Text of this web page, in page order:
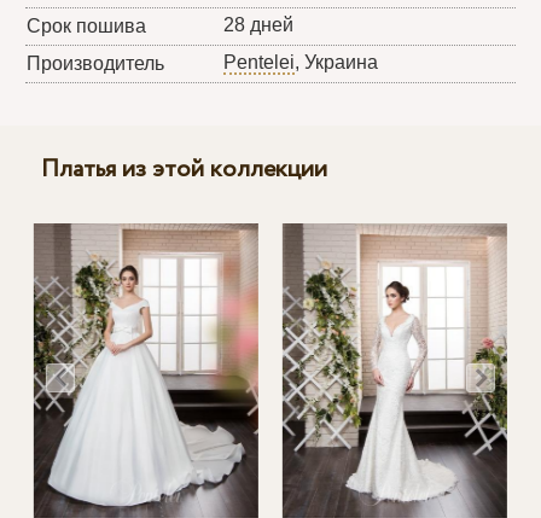
Срок пошива
28 дней
Производитель
Pentelei, Украина
Платья из этой коллекции